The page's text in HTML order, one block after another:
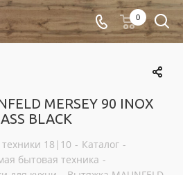
0
MERSEY 90 INOX
BLACK
18|10 - Каталог -
бытовая техника -